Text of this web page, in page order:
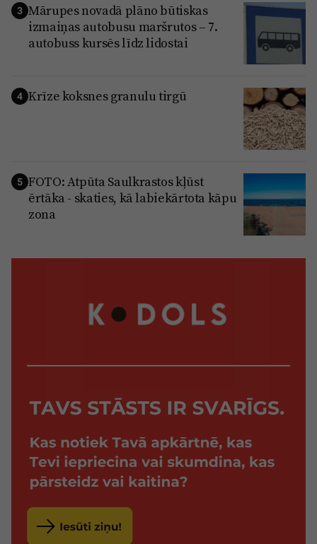
3 Mārupes novadā plāno būtiskas
izmaiņas autobusu maršrutos – 7.
autobuss kursēs līdz lidostai
4 Krīze koksnes granulu tirgū
5 FOTO: Atpūta Saulkrastos kļūst
ērtāka - skaties, kā labiekārtota kāpu
zona